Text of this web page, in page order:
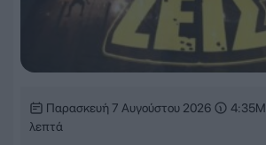
Παρασκευή 7 Αυγούστου 2026
λεπτά